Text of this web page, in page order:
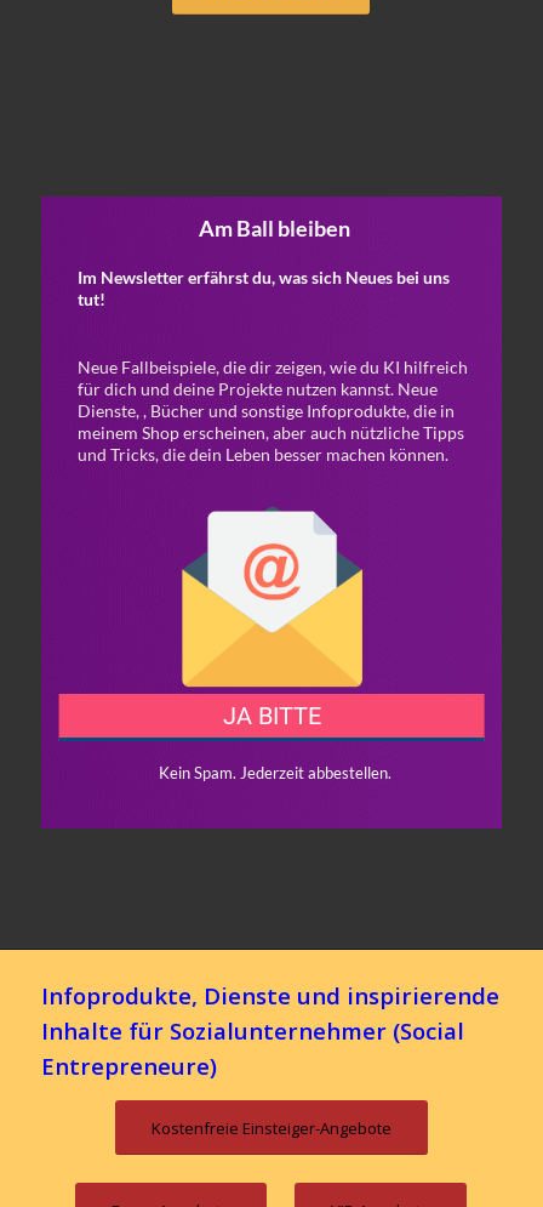
Infoprodukte, Dienste und inspirierende
Inhalte für Sozialunternehmer (Social
Entrepreneure)
Kostenfreie Einsteiger-Angebote